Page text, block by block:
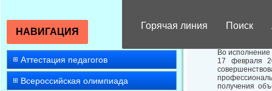
Горячая линия Поиск
НАВИГАЦИЯ
Аттестация педагогов
Всероссийская олимпиада
Во
17 февраля
получения